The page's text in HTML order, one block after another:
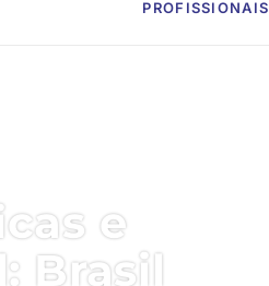
PROFISSIONAIS
e